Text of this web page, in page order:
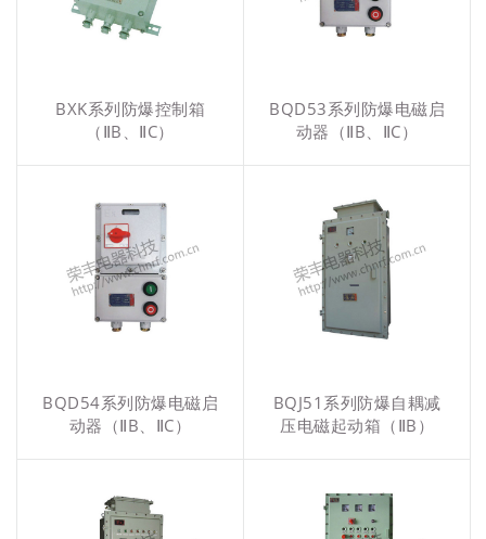
BXK系列防爆控制箱
（ⅡB、ⅡC）
BQD53系列防爆电磁启
动器（ⅡB、ⅡC）
BQD54系列防爆电磁启
动器（ⅡB、ⅡC）
BQJ51系列防爆自耦减
压电磁起动箱（ⅡB）